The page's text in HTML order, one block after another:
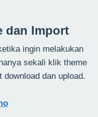
dan Import
ingin melakukan
sekali klik theme
download dan upload.